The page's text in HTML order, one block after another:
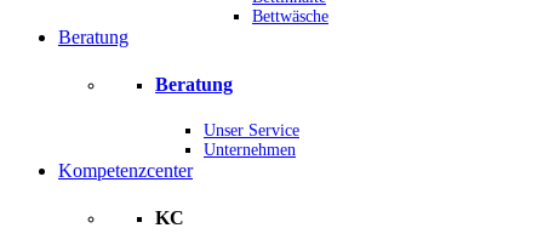
Bettwäsche
Beratung
Beratung
Unser Service
Unternehmen
Kompetenzcenter
KC